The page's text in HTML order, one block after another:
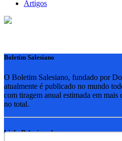
Artigos
Boletim Salesiano
O Boletim Salesiano, fundado por
atualmente é publicado no mundo
com tiragem anual estimada em mais
no total.
Links Relacionados